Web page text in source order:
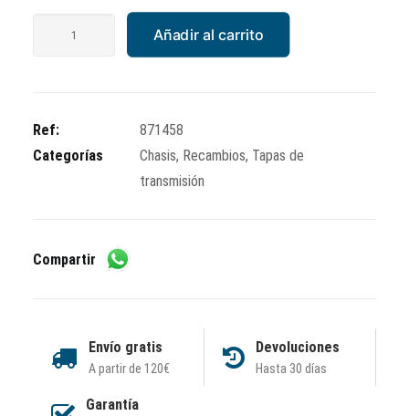
Añadir al carrito
Ref:
871458
Categorías
Chasis, Recambios, Tapas de
transmisión
Compartir
Envío gratis
A partir de 120€
Devoluciones
Hasta 30 días
Garantía